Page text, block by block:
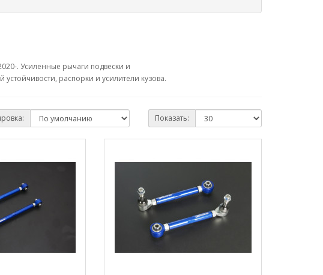
. Усиленные рычаги подвески и
распорки и усилители кузова.
Показать: